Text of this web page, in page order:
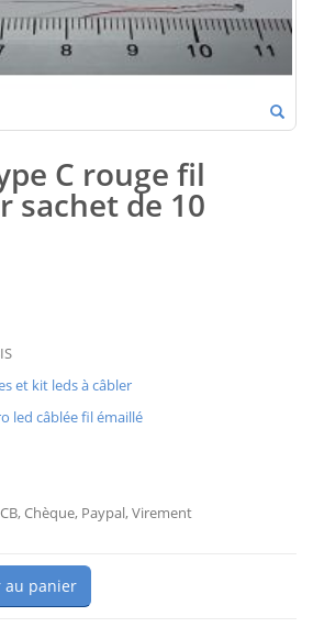
C rouge fil
sachet de 10
et kit leds à câbler
led câblée fil émaillé
CB, Chèque, Paypal, Virement
au panier